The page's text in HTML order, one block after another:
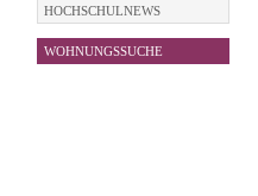
HOCHSCHULNEWS
WOHNUNGSSUCHE